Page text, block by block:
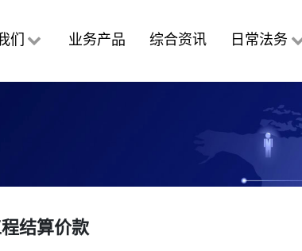
们 业务产品 综合资讯 日常法务
结算价款